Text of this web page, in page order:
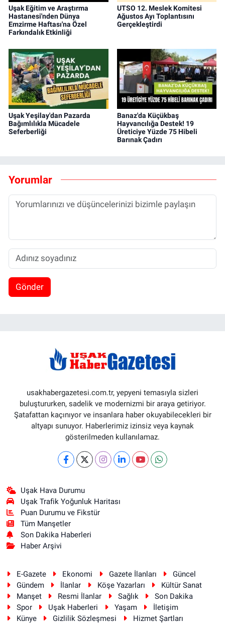
Uşak Eğitim ve Araştırma
Hastanesi'nden Dünya
Emzirme Haftası'na Özel
Farkındalık Etkinliği
UTSO 12. Meslek Komitesi
Ağustos Ayı Toplantısını
Gerçekleştirdi
Uşak Yeşilay'dan Pazarda
Bağımlılıkla Mücadele
Seferberliği
Banaz'da Küçükbaş
Hayvancılığa Destek! 19
Üreticiye Yüzde 75 Hibeli
Barınak Çadırı
Yorumlar
Gönder
usakhabergazetesi.com.tr, yepyeni temasıyla sizleri
buluştururken, sadelik ve modernizmi bir araya getiriyor.
Şatafattan kaçınıyor ve insanlara haber okuyabilecekleri bir
altyapı sunuyor. Haberlerimiz izinsiz veya kaynak
gösterilmeden kullanılamaz.
Uşak Hava Durumu
Uşak Trafik Yoğunluk Haritası
Puan Durumu ve Fikstür
Tüm Manşetler
Son Dakika Haberleri
Haber Arşivi
E-Gazete Ekonomi Gazete İlanları
Güncel
Gündem
İlanlar Köşe Yazarları
Kültür Sanat
Manşet
Resmi İlanlar Sağlık
Son Dakika
Spor
Uşak Haberleri Yaşam
İletişim
Künye
Gizlilik Sözleşmesi Hizmet Şartları